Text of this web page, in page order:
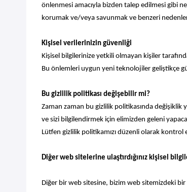
önlenmesi amacıyla bizden talep edilmesi gibi
korumak ve/veya savunmak ve benzeri
Kişisel verilerinizin güvenliği
Kişisel bilgilerinize yetkili olmayan kişiler
Bu önlemleri uygun yeni teknolojiler geliştikçe
Bu gizlilik politikası değişebilir mi?
Zaman zaman bu gizlilik politikasında değişiklik
ve sizi bilgilendirmek için elimizden geleni
Lütfen gizlilik politikamızı düzenli olarak kontrol
Diğer web sitelerine ulaştırdığınız kişisel
Diğer bir web sitesine, bizim web sitemizdeki bir